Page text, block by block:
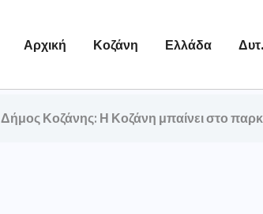
Αρχική Κοζάνη Ελλάδα
Δήμος Κοζάνης: Η Κοζάνη μπαίνει στο